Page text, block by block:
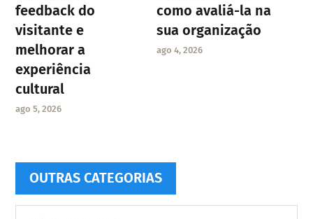
feedback do
visitante e
melhorar a
experiência
cultural
ago 5, 2026
como avaliá-la na
sua organização
ago 4, 2026
OUTRAS CATEGORIAS